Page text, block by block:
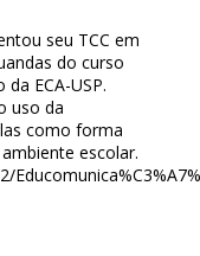
seu TCC em
do curso
ECA-USP.
uso da
como forma
escolar.